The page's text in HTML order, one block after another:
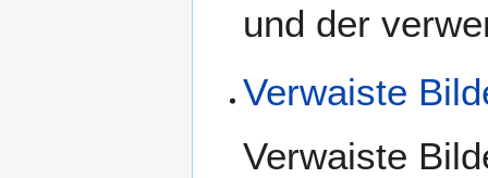
und der
Verwaiste
Verwaiste